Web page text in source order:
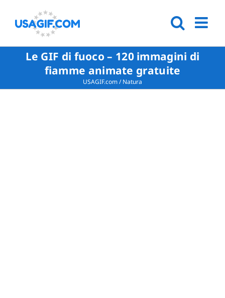
Le GIF di fuoco – 120 immagini di
fiamme animate gratuite
USAGIF.com/Natura